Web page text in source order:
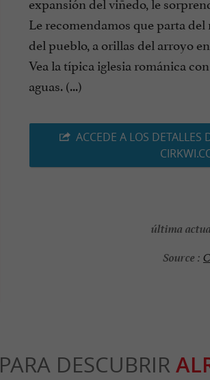
Le recomendamos que parta
del pueblo, a orillas del arroyo
Vea la típica iglesia románica
aguas. (...)
ACCEDE A LOS DETALLES
última
Source :
PARA DESCUBRIR